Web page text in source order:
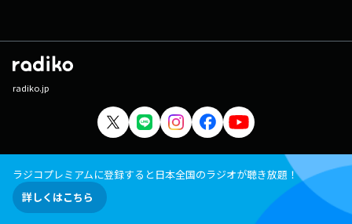
radiko.jp
ラジコプレミアムに登録すると日本全国のラジオが聴き放題！
詳しくはこちら